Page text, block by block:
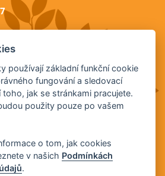
používají základní funkční cookie
fungování a sledovací
jak se stránkami pracujete.
použity pouze po vašem
o tom, jak cookies
v našich Podmínkách
.